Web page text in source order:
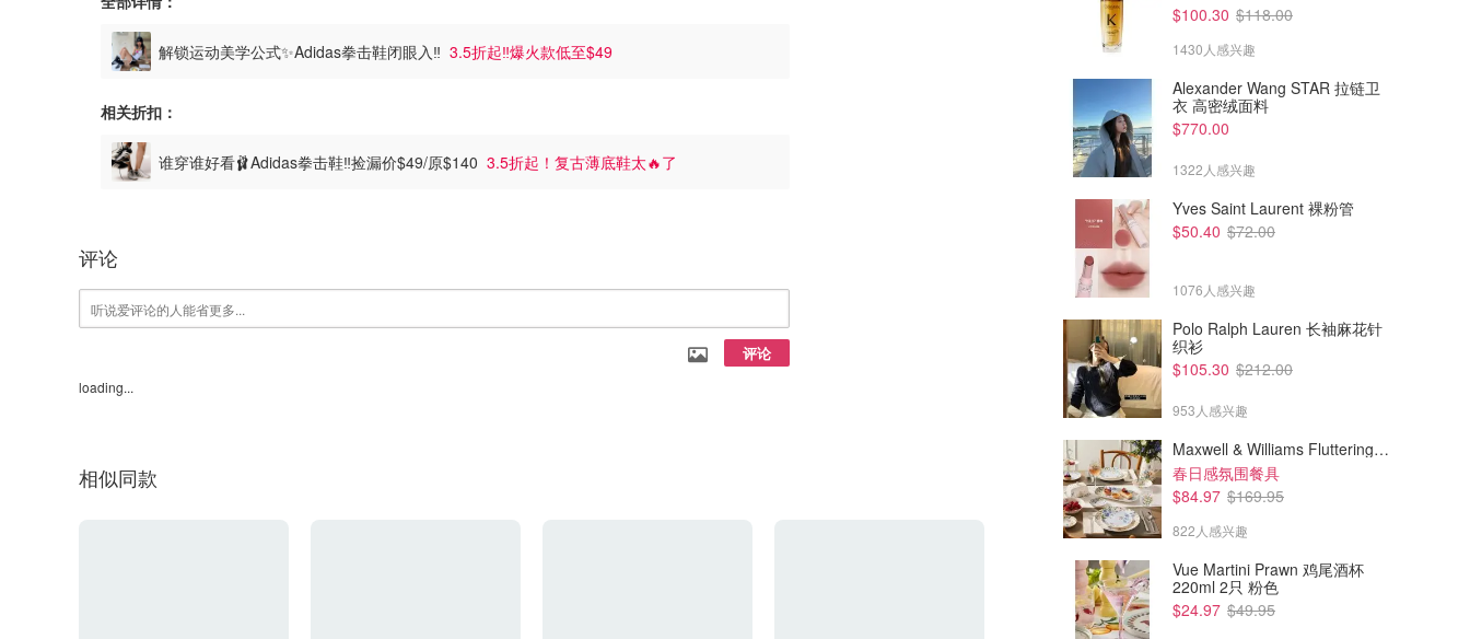
解锁运动美学公式✨Adidas拳击鞋闭眼入‼️ 3.5折起‼️爆火款低至$49
相关折扣：
谁穿谁好看🩰Adidas拳击鞋‼️捡漏价$49/原$140 3.5折起！复古薄底鞋太🔥了
评论
评论
loading...
相似同款
$100.30 $118.00
1430人感兴趣
Alexander Wang STAR 拉链卫
衣 高密绒面料
$770.00
1322人感兴趣
Yves Saint Laurent 裸粉管
$50.40 $72.00
1076人感兴趣
Polo Ralph Lauren 长袖麻花针
织衫
$105.30 $212.00
953人感兴趣
Maxwell & Williams Fluttering Meadow 12件餐具套装
春日感氛围餐具
$84.97 $169.95
822人感兴趣
Vue Martini Prawn 鸡尾酒杯
220ml 2只 粉色
$24.97 $49.95